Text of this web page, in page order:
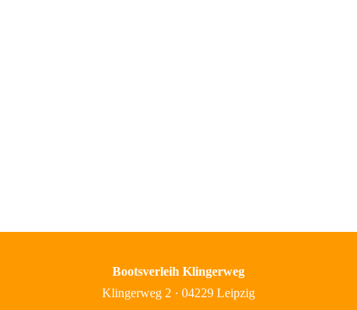
Bootsverleih Klingerweg
Klingerweg 2 · 04229 Leipzig